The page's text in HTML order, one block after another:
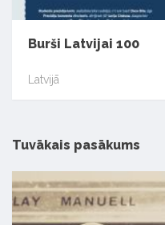
Burši Latvijai 100
Latvijā
Tuvākais pasākums